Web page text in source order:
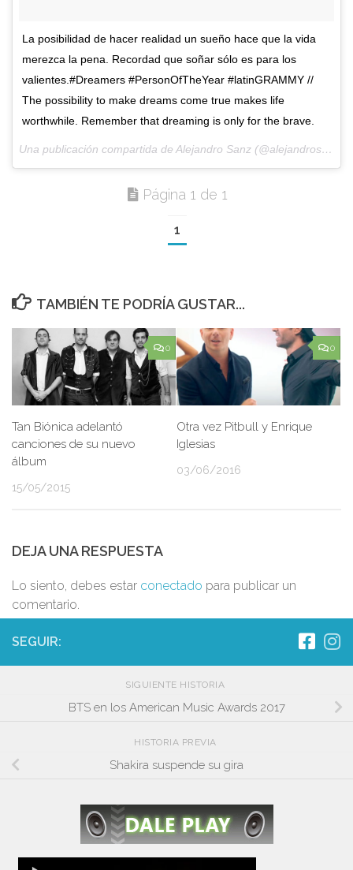
La posibilidad de hacer realidad un sueño hace que la vida
merezca la pena. Recordad que soñar sólo es para los
valientes.#Dreamers #PersonOfTheYear #latinGRAMMY //
The possibility to make dreams come true makes life
worthwhile. Remember that dreaming is only for the brave.
Una publicación compartida de Alejandro Sanz (@alejandrosanz) el
Página 1 de 1
1
TAMBIÉN TE PODRÍA GUSTAR...
0
Tan Biónica adelantó
canciones de su nuevo
álbum
15/05/2015
0
Otra vez Pitbull y Enrique
Iglesias
03/06/2016
DEJA UNA RESPUESTA
Lo siento, debes estar conectado para publicar un
comentario.
SEGUIR:
SIGUIENTE HISTORIA
BTS en los American Music Awards 2017
HISTORIA PREVIA
Shakira suspende su gira